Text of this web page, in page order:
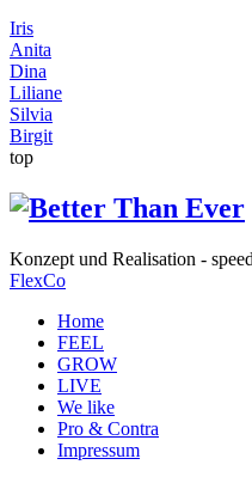
Iris
Anita
Dina
Liliane
Silvia
Birgit
top
Konzept und Realisation -
FlexCo
Home
FEEL
GROW
LIVE
We like
Pro & Contra
Impressum